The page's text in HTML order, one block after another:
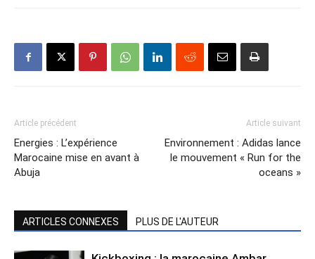
Article précédent
Energies : L’expérience
Marocaine mise en avant à
Abuja
Article suivant
Environnement : Adidas lance
le mouvement « Run for the
oceans »
ARTICLES CONNEXES PLUS DE L'AUTEUR